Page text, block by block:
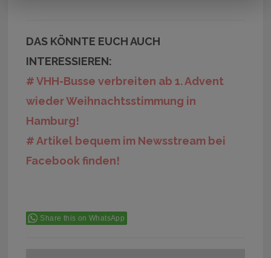
DAS KÖNNTE EUCH AUCH
INTERESSIEREN:
# VHH-Busse verbreiten ab 1. Advent
wieder Weihnachtsstimmung in
Hamburg!
# Artikel bequem im Newsstream bei
Facebook finden!
Share this on WhatsApp